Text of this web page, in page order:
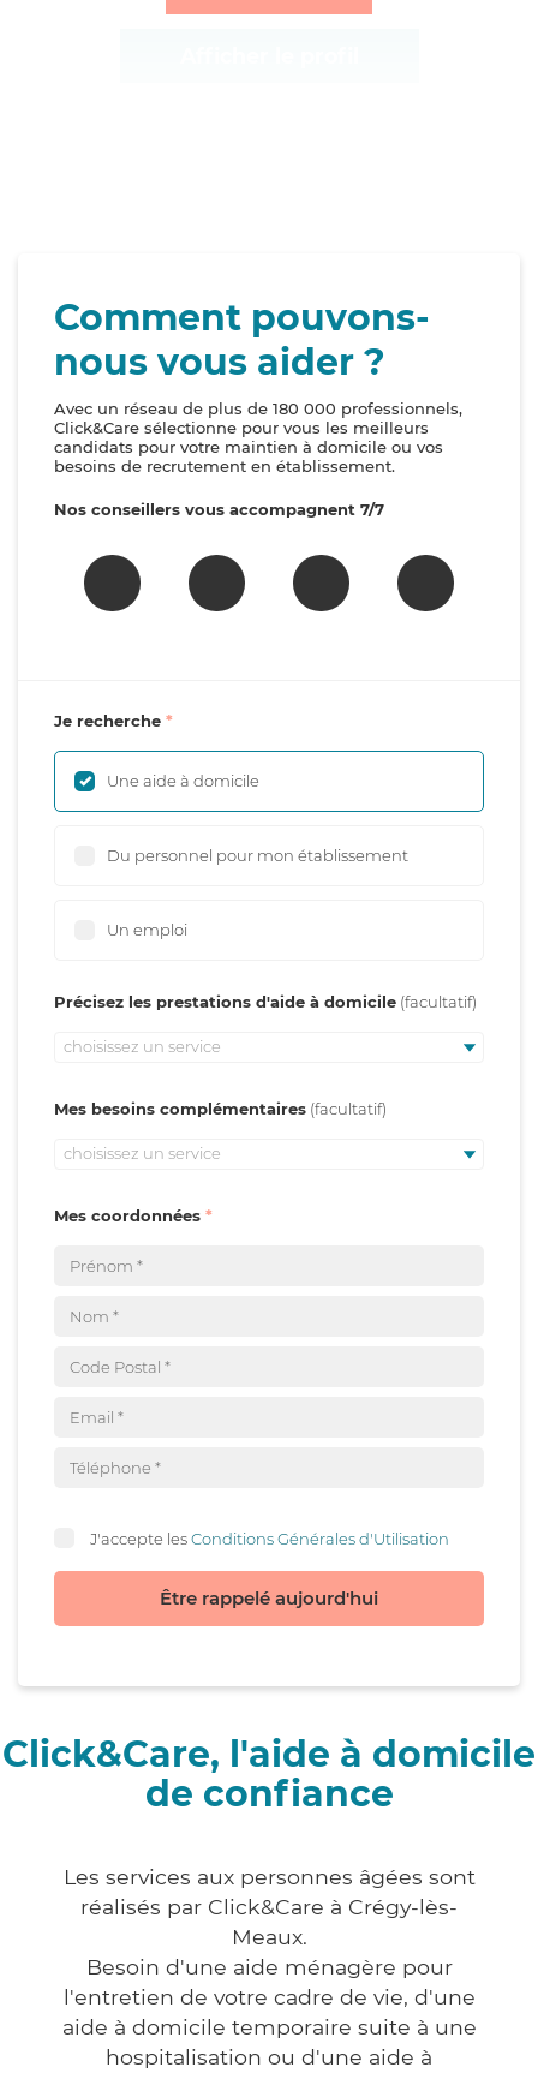
Comment pouvons-
nous vous aider ?
Avec un réseau de plus de 180 000 professionnels,
Click&Care sélectionne pour vous les meilleurs
candidats pour votre maintien à domicile ou vos
besoins de recrutement en établissement.
Nos conseillers vous accompagnent 7/7
Je recherche
Une aide à domicile
Du personnel pour mon établissement
Un emploi
Précisez les prestations d'aide à domicile
choisissez un service
Mes besoins complémentaires
choisissez un service
Mes coordonnées
J'accepte lesConditions Générales d'Utilisation
Être rappelé aujourd'hui
Click&Care, l'aide à domicile
de confiance
Les services aux personnes âgées sont
réalisés par Click&Care à Crégy-lès-
Meaux.
Besoin d'une aide ménagère pour
l'entretien de votre cadre de vie, d'une
aide à domicile temporaire suite à une
hospitalisation ou d'une aide à